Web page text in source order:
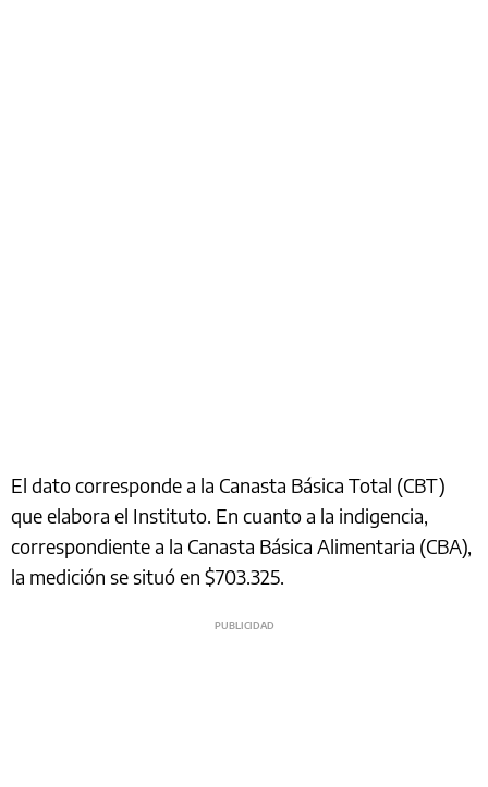
El dato corresponde a la Canasta Básica Total (CBT)
que elabora el Instituto. En cuanto a la indigencia,
correspondiente a la Canasta Básica Alimentaria (CBA),
la medición se situó en $703.325.